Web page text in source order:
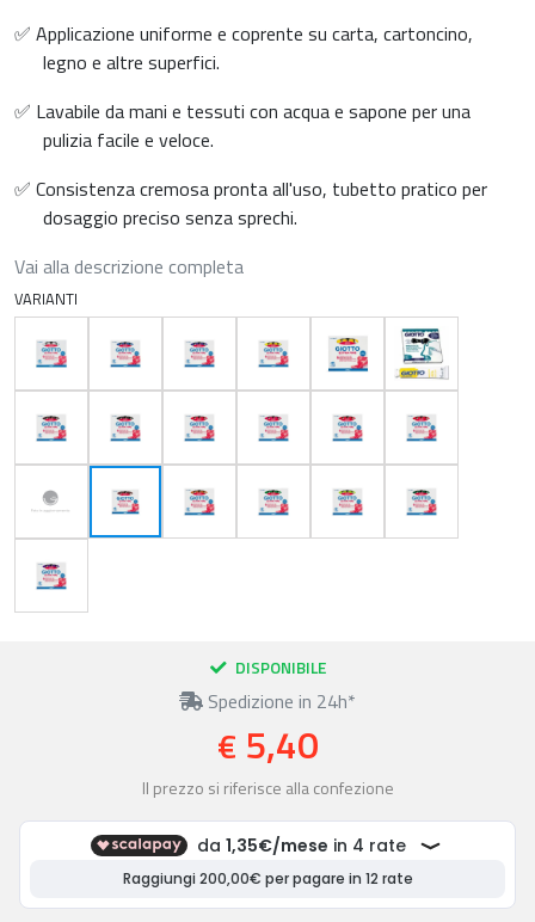
✅ Applicazione uniforme e coprente su carta, cartoncino,
legno e altre superfici.
✅ Lavabile da mani e tessuti con acqua e sapone per una
pulizia facile e veloce.
✅ Consistenza cremosa pronta all'uso, tubetto pratico per
dosaggio preciso senza sprechi.
Vai alla descrizione completa
VARIANTI
DISPONIBILE
Spedizione in 24h*
€ 5,40
Il prezzo si riferisce alla confezione